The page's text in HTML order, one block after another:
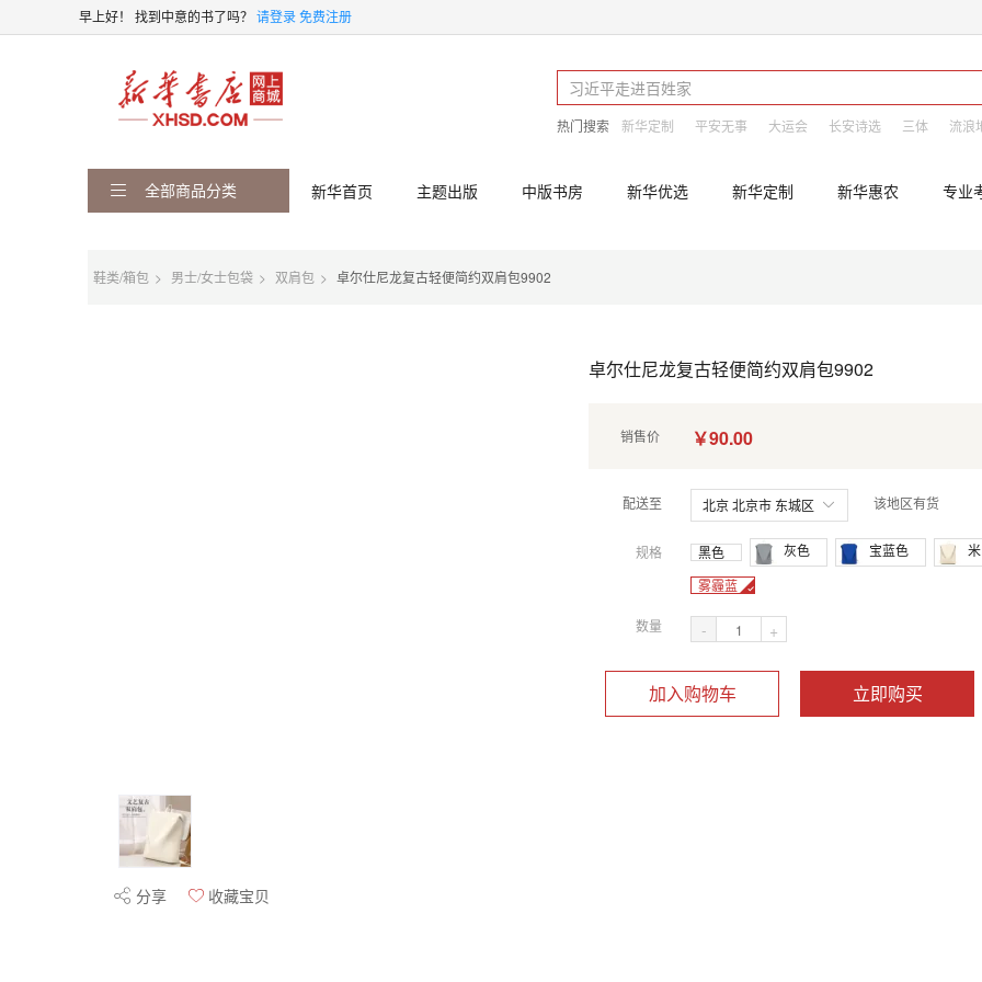
早上好！ 找到中意的书了吗？ 请登录免费注册
热门搜索 新华定制 平安无事 大运会 长安诗选 三体 流浪
全部商品分类 新华首页 主题出版 中版书房 新华优选 新华定制 新华惠农 专业
鞋类/箱包 男士/女士包袋 双肩包 卓尔仕尼龙复古轻便简约双肩包9902
分享 收藏宝贝
卓尔仕尼龙复古轻便简约双肩包9902
销售价 ￥90.00
配送至 北京 北京市 东城区 该地区有货
规格 黑色 灰色 宝蓝色
雾霾蓝
数量 - +
加入购物车 立即购买